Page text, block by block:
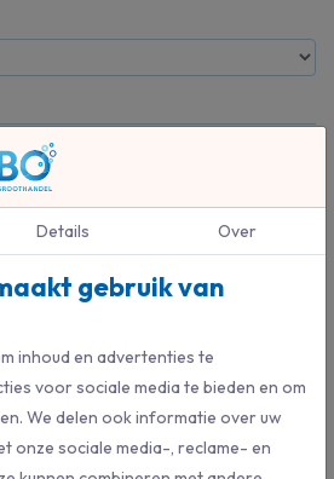
Uitsluitend toepassen voor lichte, niet
met geintegreerde emmerhaak.
anti-slip ribbels en spreidbeveiliging.
treden met anti-slip ribbels.
Details Over
gebruik van
inhoud en advertenties te
voor sociale media te bieden en om
We delen ook informatie over uw
onze sociale media-, reclame- en